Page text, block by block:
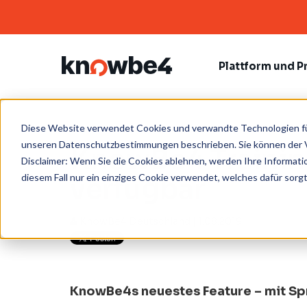
Diese Website verwendet Cookies und verwandte Technologien
unseren Datenschutzbestimmungen beschrieben. Sie können
Disclaimer: Wenn Sie die Cookies ablehnen, werden Ihre
diesem Fall nur ein einziges Cookie verwendet, welches dafür
Plattform und
PLATTFORM
Die KnowBe4 Plattform
AI DEFENSE AGENTS
TRAINING
Echtzeit-Coaching
PHISHING
Phishing Security Test
Phish Alert Button
SecurityCoach Preview
PRODUKTRESSOURCEN
Produktdatenblätter
Blog
E-
PARTNERPROGRAMME
Übersicht
Channel-Partners
UNTERNEHMEN
Karriere
KnowBe4
verfügbar
KnowBe4s neuestes Feature – mit